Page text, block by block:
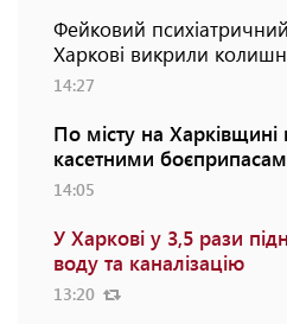
Фейковий
Харкові викрили
14:27
По місту на
касетними
14:05
У Харкові у 3,5 рази
воду та каналізацію
13:20